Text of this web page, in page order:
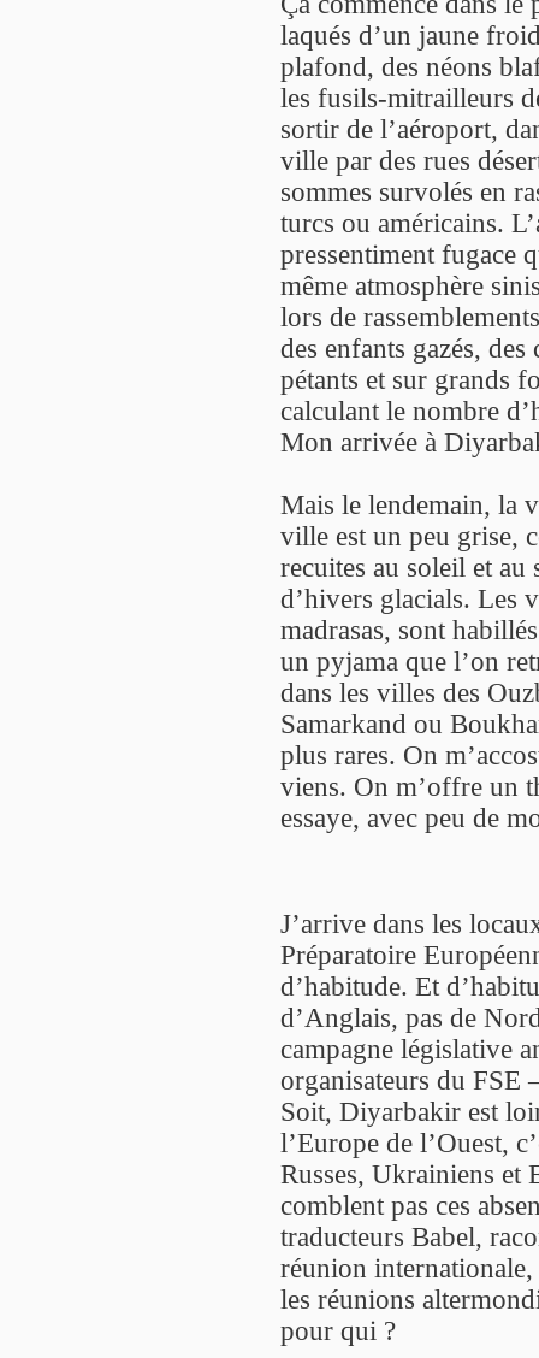
laqués d’un jaune
plafond, des néons
les fusils-mitrailleurs
sortir de l’aéroport,
ville par des rues
sommes survolés en
turcs ou américains.
pressentiment fugace
même atmosphère
lors de
des enfants gazés,
pétants et sur grands
calculant le nombre
Mon arrivée à
Mais le lendemain, la
ville est un peu grise,
recuites au soleil et au
d’hivers glacials. Les
madrasas, sont
un pyjama que l’on
dans les villes des
Samarkand ou
plus rares. On
viens. On m’offre un
essaye, avec peu de
J’arrive dans les
Préparatoire
d’habitude. Et
d’Anglais, pas de
campagne législative
organisateurs du FSE
Soit, Diyarbakir est
l’Europe de l’Ouest,
Russes, Ukrainiens et
comblent pas ces
traducteurs Babel,
réunion
les réunions
pour qui ?